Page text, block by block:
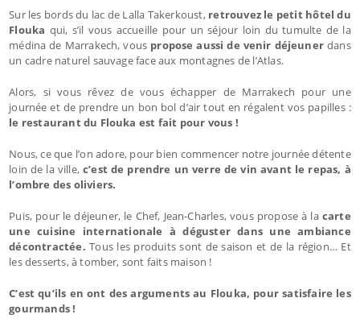
Sur les bords du lac de Lalla Takerkoust,retrouvez le petit hôtel du
Flouka qui, s’il vous accueille pour un séjour loin du tumulte de la
médina de Marrakech, vous propose aussi de venir déjeuner dans
un cadre naturel sauvage face aux montagnes de l’Atlas.
Alors, si vous rêvez de vous échapper de Marrakech pour une
journée et de prendre un bon bol d’air tout en régalent vos papilles :
le restaurant du Flouka est fait pour vous !
Nous, ce que l’on adore, pour bien commencer notre journée détente
loin de la ville, c’est de prendre un verre de vin avant le repas, à
l’ombre des oliviers.
Puis, pour le déjeuner, le Chef, Jean-Charles, vous propose à la carte
une cuisine internationale à déguster dans une ambiance
décontractée.Tous les produits sont de saison et de la région… Et
les desserts, à tomber, sont faits maison !
C’est qu’ils en ont des arguments au Flouka, pour satisfaire les
gourmands !